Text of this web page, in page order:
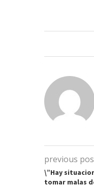
previous
\”Hay
tomar malas